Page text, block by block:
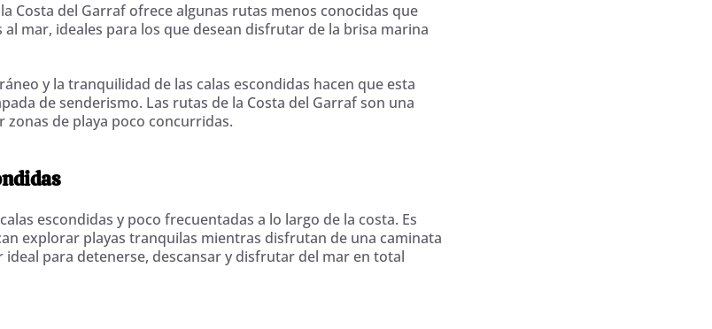
Costa del Garraf ofrece algunas rutas menos conocidas que
mar, ideales para los que desean disfrutar de la brisa marina
y la tranquilidad de las calas escondidas hacen que esta
de senderismo. Las rutas de la Costa del Garraf son una
de playa poco concurridas.
escondidas y poco frecuentadas a lo largo de la costa. Es
explorar playas tranquilas mientras disfrutan de una caminata
ideal para detenerse, descansar y disfrutar del mar en total